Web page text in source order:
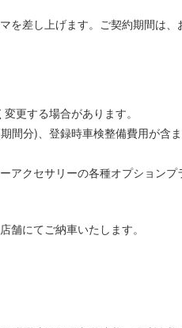
を差し上げます。ご契約期間は
更する場合があります。
分)、登録時車検整備費用が含ま
アクセサリーの各種オプション
にてご納車いたします。